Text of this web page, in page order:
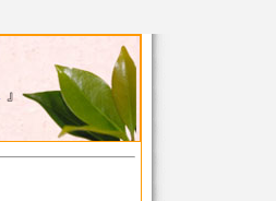
』